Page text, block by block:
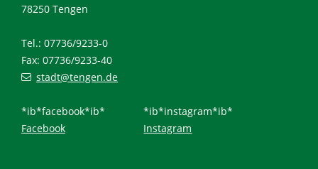
78250 Tengen
Tel.: 07736/9233-0
Fax: 07736/9233-40
stadt@tengen.de
*ib*facebook*ib*
Facebook
*ib*instagram*ib*
Instagram